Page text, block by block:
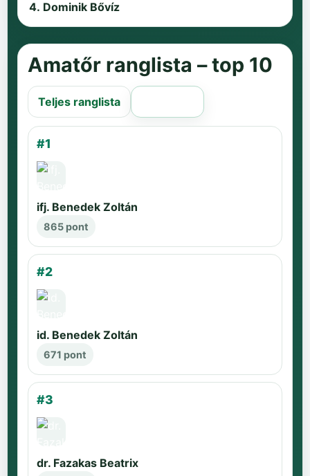
Dominik Bővíz
Amatőr ranglista – top 10
Teljes ranglista
#1
ifj. Benedek Zoltán
865 pont
#2
id. Benedek Zoltán
671 pont
#3
dr. Fazakas Beatrix